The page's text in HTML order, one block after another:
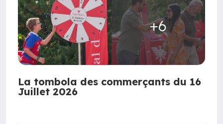
+6
La tombola des commerçants du 16
Juillet 2026